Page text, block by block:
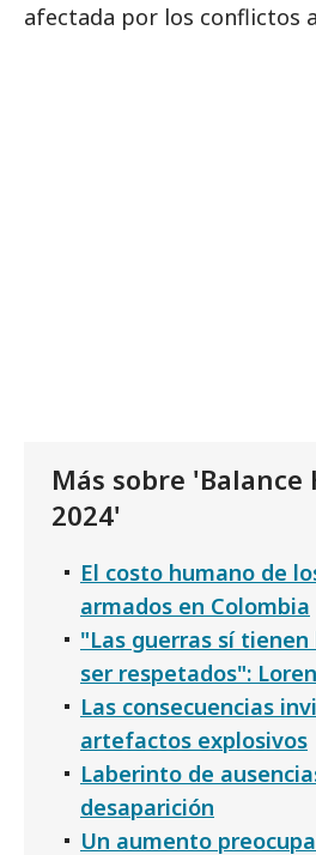
afectada por los conflictos
Más sobre
2024'
El costo humano de
armados en Colombia
"Las guerras sí
ser respetados":
Las consecuencias
artefactos explosivos
Laberinto de
desaparición
Un aumento